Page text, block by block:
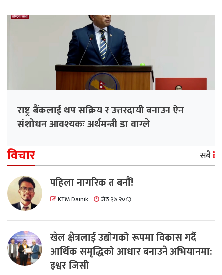
राष्ट्र बैंकलाई थप सक्रिय र उत्तरदायी बनाउन ऐन
संशोधन आवश्यकः अर्थमन्त्री डा वाग्ले
विचार सबै
पहिला नागरिक त बनाैं!
KTM Dainik जेठ २७ २०८३
खेल क्षेत्रलाई उद्योगको रूपमा विकास गर्दै
आर्थिक समृद्धिको आधार बनाउने अभियानमा:
इश्वर जिसी